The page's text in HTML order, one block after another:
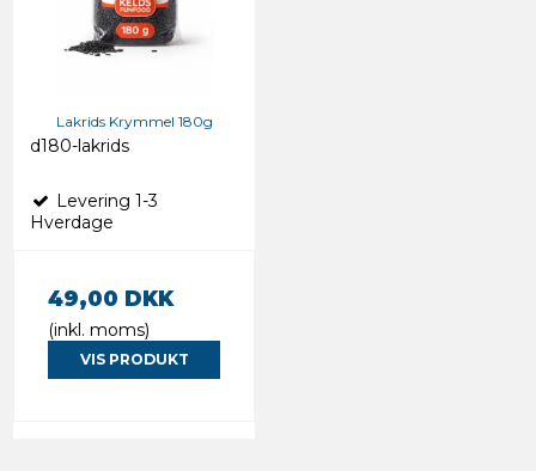
Lakrids Krymmel 180g
d180-lakrids
Levering 1-3
Hverdage
49,00 DKK
(inkl. moms)
VIS PRODUKT